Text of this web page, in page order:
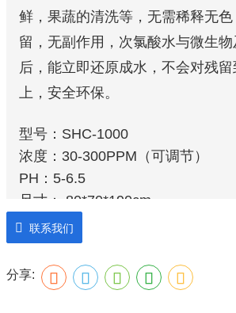
鲜，果蔬的清洗等，无需稀释无
留，无副作用，次氯酸水与微生物
后，能立即还原成水，不会对残
上，安全环保。
型号：SHC-1000
浓度：30-300PPM（可调节）
PH：5-6.5
尺寸： 80*70*190cm
联系我们
分享: